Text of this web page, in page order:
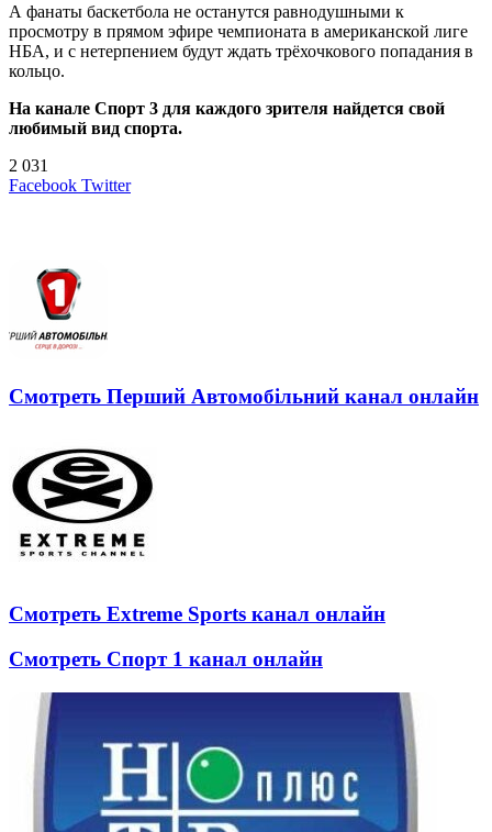
А фанаты баскетбола не останутся равнодушными к
просмотру в прямом эфире чемпионата в американской лиге
НБА, и с нетерпением будут ждать трёхочкового попадания в
кольцо.
На канале Спорт 3 для каждого зрителя найдется свой
любимый вид спорта.
2 031
Facebook TwitterLinkedIn
Tumblr
Reddit
Вконтакте
Одноклассники
Skype
Messenger
Messenger
WhatsApp
Telegram
Viber
Line
Поделиться
Печатать
Смотреть Перший Автомобільний канал онлайн
Смотреть Extreme Sports канал онлайн
Смотреть Спорт 1 канал онлайн